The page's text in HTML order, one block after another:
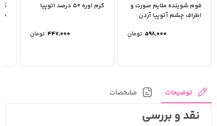
فوم شوینده ملایم صورت و
اطراف چشم آتوپیا آردن
مناسب پوست خیلی...
598,000 تومان
کرم اوره 50 درصد اتوپیا
447,000 تومان
توضیحات مشخصات
نقد و بررسی